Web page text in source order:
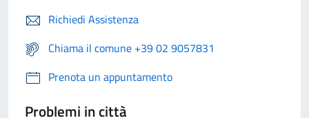
Richiedi Assistenza
Chiama il comune +39 02 9057831
Prenota un appuntamento
Problemi in città